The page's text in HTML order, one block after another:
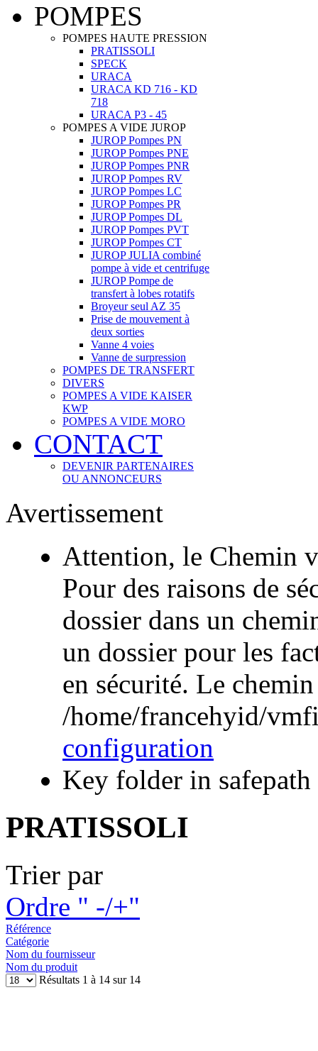
POMPES
POMPES HAUTE PRESSION
PRATISSOLI
SPECK
URACA
URACA KD 716 - KD
718
URACA P3 - 45
POMPES A VIDE JUROP
JUROP Pompes PN
JUROP Pompes PNE
JUROP Pompes PNR
JUROP Pompes RV
JUROP Pompes LC
JUROP Pompes PR
JUROP Pompes DL
JUROP Pompes PVT
JUROP Pompes CT
JUROP JULIA combiné
pompe à vide et centrifuge
JUROP Pompe de
transfert à lobes rotatifs
Broyeur seul AZ 35
Prise de mouvement à
deux sorties
Vanne 4 voies
Vanne de surpression
POMPES DE TRANSFERT
DIVERS
POMPES A VIDE KAISER
KWP
POMPES A VIDE MORO
CONTACT
DEVENIR PARTENAIRES
OU ANNONCEURS
Avertissement
Attention, le Chemin
Pour des raisons de
dossier dans un
un dossier pour les
en sécurité. Le
/home/francehyid/
configuration
Key folder in safepath
PRATISSOLI
Trier par
Ordre " -/+"
Référence
Catégorie
Nom du fournisseur
Nom du produit
Résultats 1 à 14 sur 14